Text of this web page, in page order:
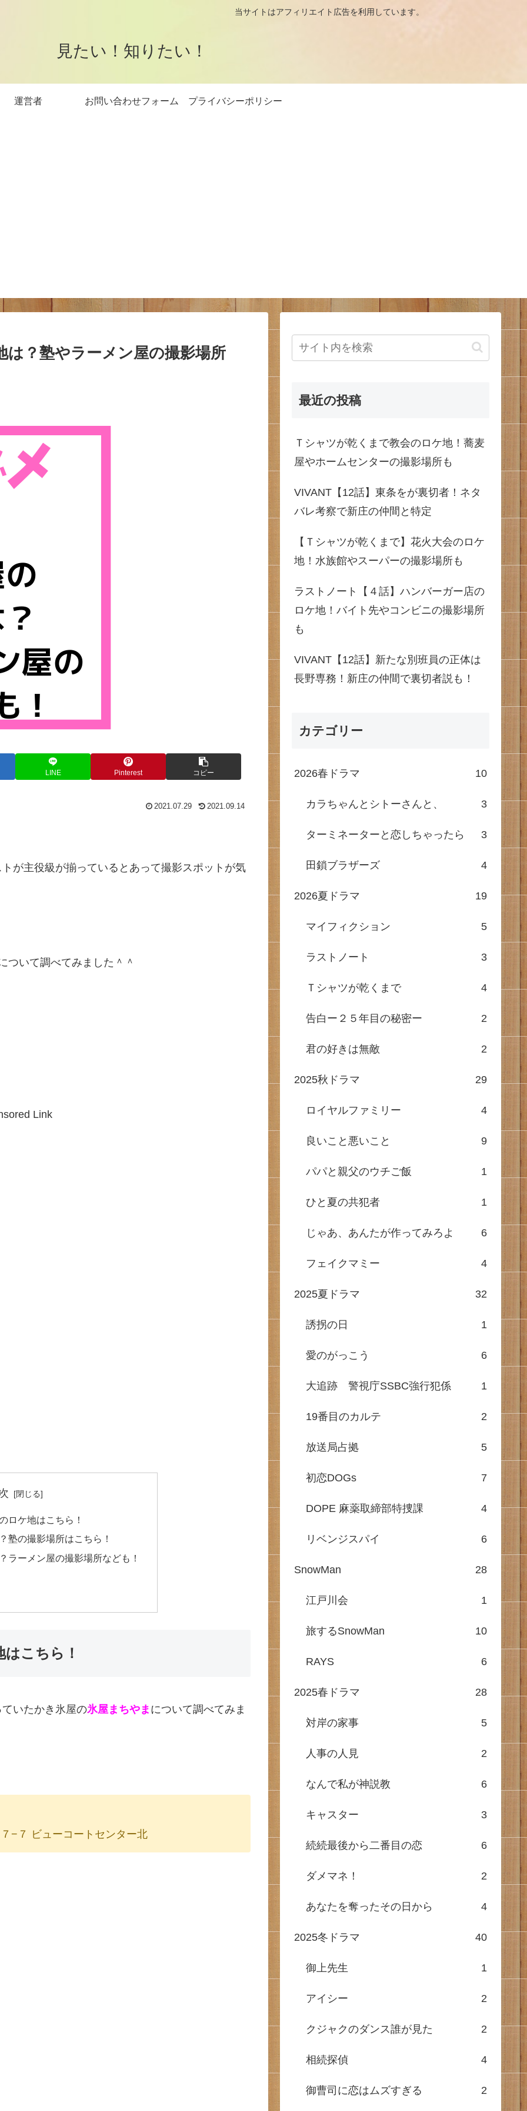
です。 当サイトはアフィリエイト広告を利用しています。
見たい！知りたい！
運営者 お問い合わせフォーム プライバシーポリシー
？塾やラーメン屋の撮影場所
LINE Pinterest コピー
2021.07.29 2021.09.14
が主役級が揃っているとあって撮影スポットが気
ついて調べてみました＾＾
Link
ロケ地はこちら！
塾の撮影場所はこちら！
ラーメン屋の撮影場所なども！
こちら！
いたかき氷屋の氷屋まちやま について調べてみま
−７ ビューコートセンター北
最近の投稿
Ｔシャツが乾くまで教会のロケ地！蕎麦
屋やホームセンターの撮影場所も
VIVANT【12話】東条をが裏切者！ネタ
バレ考察で新庄の仲間と特定
【Ｔシャツが乾くまで】花火大会のロケ
地！水族館やスーパーの撮影場所も
ラストノート【４話】ハンバーガー店の
ロケ地！バイト先やコンビニの撮影場所
も
VIVANT【12話】新たな別班員の正体は
長野専務！新庄の仲間で裏切者説も！
カテゴリー
2026春ドラマ 10
カラちゃんとシトーさんと、 3
ターミネーターと恋しちゃったら 3
田鎖ブラザーズ 4
2026夏ドラマ 19
マイフィクション 5
ラストノート 3
Ｔシャツが乾くまで 4
告白ー２５年目の秘密ー 2
君の好きは無敵 2
2025秋ドラマ 29
ロイヤルファミリー 4
良いこと悪いこと 9
パパと親父のウチご飯 1
ひと夏の共犯者 1
じゃあ、あんたが作ってみろよ 6
フェイクマミー 4
2025夏ドラマ 32
誘拐の日 1
愛のがっこう 6
大追跡 警視庁SSBC強行犯係 1
19番目のカルテ 2
放送局占拠 5
初恋DOGs 7
DOPE 麻薬取締部特捜課 4
リベンジスパイ 6
SnowMan 28
江戸川会 1
旅するSnowMan 10
RAYS 6
2025春ドラマ 28
対岸の家事 5
人事の人見 2
なんで私が神説教 6
キャスター 3
続続最後から二番目の恋 6
ダメマネ！ 2
あなたを奪ったその日から 4
2025冬ドラマ 40
御上先生 1
アイシー 2
クジャクのダンス誰が見た 2
相続探偵 4
御曹司に恋はムズすぎる 2